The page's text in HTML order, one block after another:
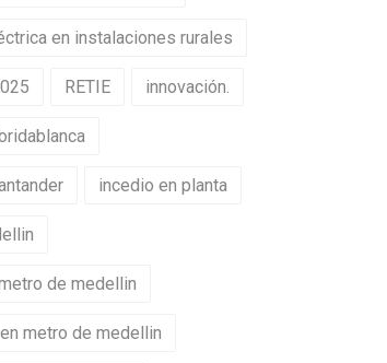
en instalaciones rurales
RETIE innovación.
incedio en planta
de medellin
metro de medellin